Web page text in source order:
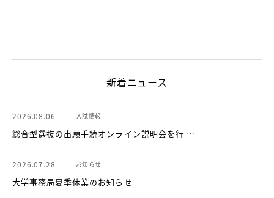
新着ニュース
2026.08.06 入試情報
総合型選抜の出願手続オンライン説明会を行 …
2026.07.28 お知らせ
大学事務局夏季休業のお知らせ